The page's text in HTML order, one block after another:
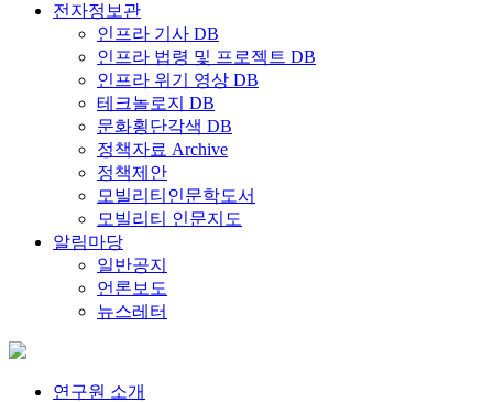
전자정보관
인프라 기사 DB
인프라 법령 및 프로젝트 DB
인프라 위기 영상 DB
테크놀로지 DB
문화횡단각색 DB
정책자료 Archive
정책제안
모빌리티인문학도서
모빌리티 인문지도
알림마당
일반공지
언론보도
뉴스레터
연구원 소개